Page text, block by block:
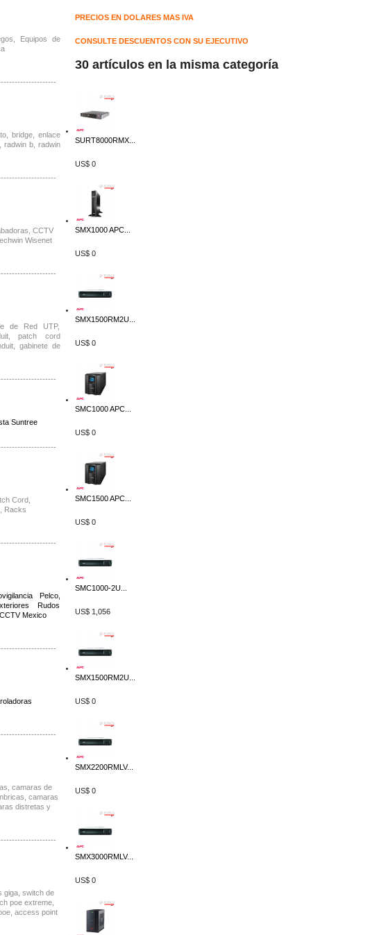
PRECIOS EN DOLARES MAS IVA
CONSULTE DESCUENTOS CON SU EJECUTIVO
30 artículos en la misma categoría
SURT8000RMX...
US$ 0
SMX1000 APC...
US$ 0
SMX1500RM2U...
US$ 0
SMC1000 APC...
US$ 0
SMC1500 APC...
US$ 0
SMC1000-2U...
US$ 1,056
SMX1500RM2U...
US$ 0
SMX2200RMLV...
US$ 0
SMX3000RMLV...
US$ 0